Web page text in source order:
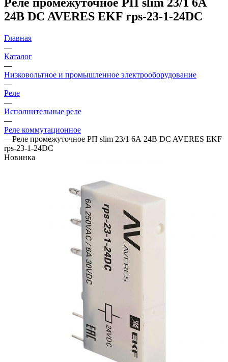
24В DC AVERES EKF rps-23-1-24DC
Главная
—
Каталог
—
Низковольтное и промышленное электрооборудование
—
Реле
—
Исполнительные реле
—
Реле коммутационное
—Реле промежуточное РП slim 23/1 6А 24В DC AVERES EKF
rps-23-1-24DC
Новинка